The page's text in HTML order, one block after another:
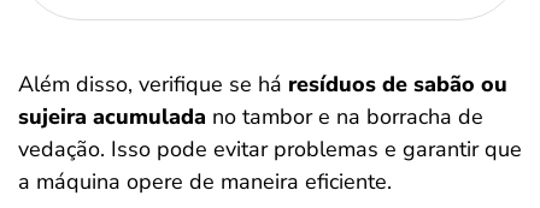
Além disso, verifique se há resíduos de sabão ou
sujeira acumulada no tambor e na borracha de
vedação. Isso pode evitar problemas e garantir que
a máquina opere de maneira eficiente.